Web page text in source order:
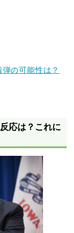
の可能性は？
応は？これに